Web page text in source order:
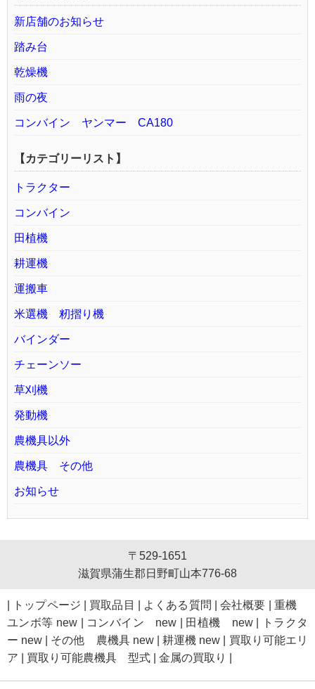
新店舗のお知らせ
踏み台
乾燥機
雨の夜
コンバイン ヤンマー CA180
【カテゴリーリスト】
トラクター
コンバイン
田植機
耕運機
運搬車
米選機 籾摺り機
バインダー
チェーンソー
草刈機
発動機
農機具以外
農機具 その他
お知らせ
〒529-1651
滋賀県蒲生郡日野町山本776-68
トップページ 買取品目 よくある質問 |会社概要
重機
ユンボ等 new
コンバイン new 田植機 new|
トラクタ
ー new
その他 農機具 new|耕運機 new
買取り可能エリ
ア
買取り可能農機具 型式 金属の買取り